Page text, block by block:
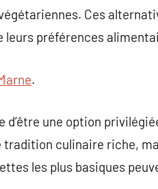
Ces
préférences
.
une option
culinaire riche,
les plus basiques